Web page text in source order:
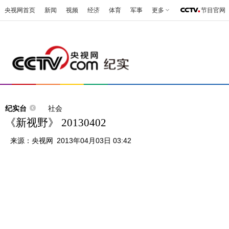
央视网首页 新闻 视频 经济 体育 军事 更多 节目官网
纪实台 社会
《新视野》 20130402
来源： 央视网 2013年04月03日 03:42